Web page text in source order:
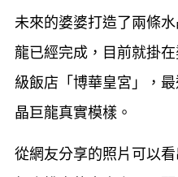
未來的婆婆打造了兩條
龍已經完成，目前就掛
級飯店「博華皇宮」，
晶巨龍真實模樣。
從網友分享的照片可以